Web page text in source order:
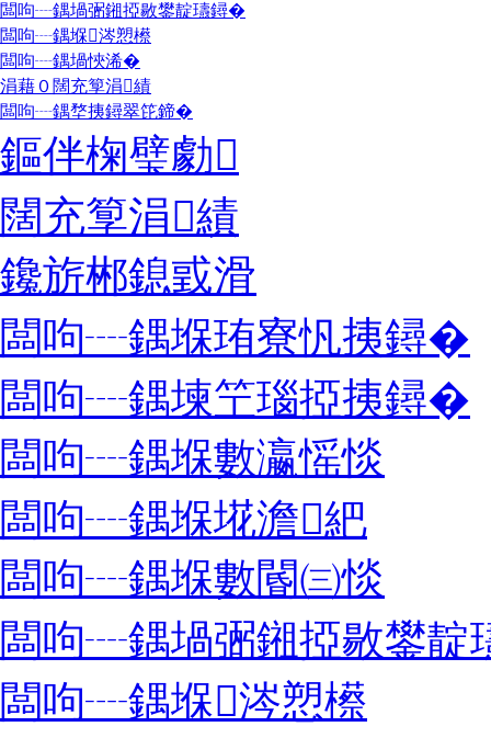
闆呴┈鍝堝弻鎺掗敭鐢靛瓙鐞�
闆呴┈鍝堢涔愬櫒
闆呴┈鍝堝悏浠�
涓藉０闊充箰涓績
闆呴┈鍝堥挗鐞翠笓鍗�
鏂伴椈璧勮
闊充箰涓績
鑱旂郴鎴戜滑
闆呴┈鍝堢珛寮忛挗鐞�
闆呴┈鍝堜笁瑙掗挗鐞�
闆呴┈鍝堢數瀛愮惔
闆呴┈鍝堢埖澹紦
闆呴┈鍝堢數閽㈢惔
闆呴┈鍝堝弻鎺掗敭鐢
闆呴┈鍝堢涔愬櫒